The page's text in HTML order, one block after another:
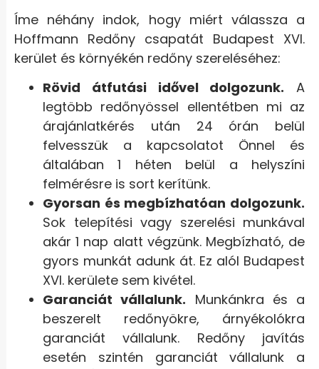
Íme néhány indok, hogy miért válassza a
Hoffmann Redőny csapatát Budapest XVI.
kerület és környékén redőny szereléséhez:
Rövid átfutási idővel dolgozunk. A
legtöbb redőnyössel ellentétben mi az
árajánlatkérés után 24 órán belül
felvesszük a kapcsolatot Önnel és
általában 1 héten belül a helyszíni
felmérésre is sort kerítünk.
Gyorsan és megbízhatóan dolgozunk.
Sok telepítési vagy szerelési munkával
akár 1 nap alatt végzünk. Megbízható, de
gyors munkát adunk át. Ez alól Budapest
XVI. kerülete sem kivétel.
Garanciát vállalunk. Munkánkra és a
beszerelt redőnyökre, árnyékolókra
garanciát vállalunk. Redőny javítás
esetén szintén garanciát vállalunk a